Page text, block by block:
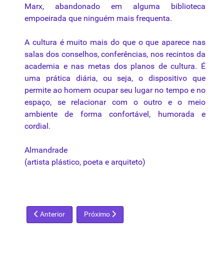
Marx, abandonado em alguma biblioteca
empoeirada que ninguém mais frequenta.
A cultura é muito mais do que o que aparece nas
salas dos conselhos, conferências, nos recintos da
academia e nas metas dos planos de cultura. É
uma prática diária, ou seja, o dispositivo que
permite ao homem ocupar seu lugar no tempo e no
espaço, se relacionar com o outro e o meio
ambiente de forma confortável, humorada e
cordial.
Almandrade
(artista plástico, poeta e arquiteto)
Artigo anterior: Monumentos públicos: Abandono e
Anterior Próximo artigo: Bienal de Arte, uma
Próximo